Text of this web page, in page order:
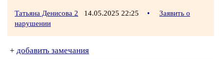
Татьяна Денисова 2 14.05.2025 22:25 •
Заявить о
нарушении
+ добавить замечания